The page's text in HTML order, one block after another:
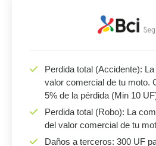
Perdida total (Accidente):
valor comercial de tu moto.
5% de la pérdida (Min 10
Perdida total (Robo): La
del valor comercial de tu
Daños a terceros: 300 UF